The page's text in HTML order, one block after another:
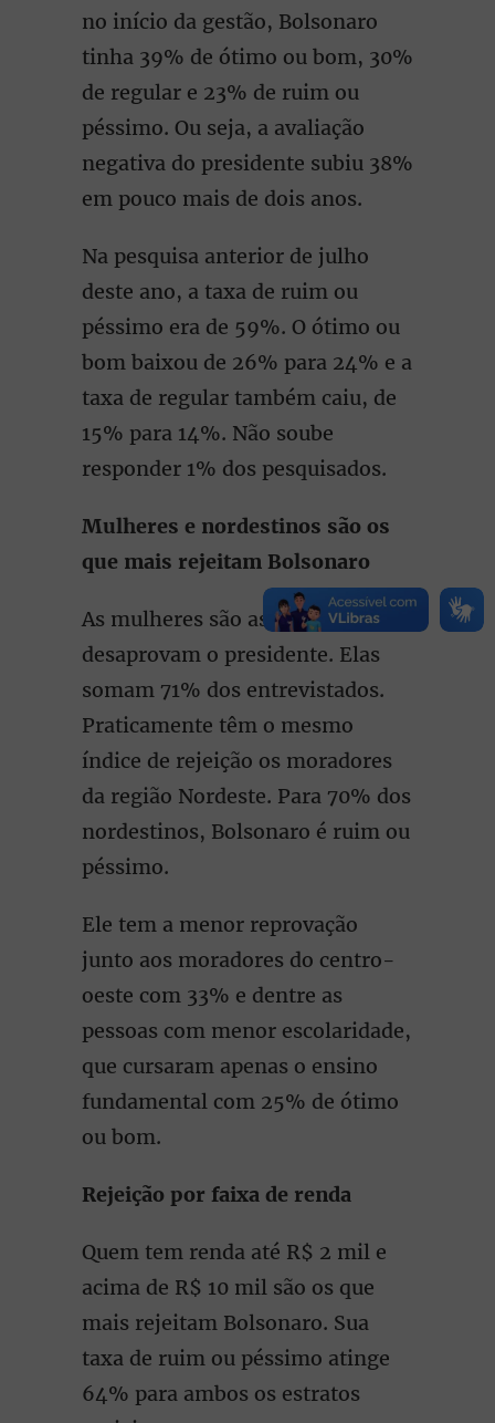
no início da gestão, Bolsonaro
tinha 39% de ótimo ou bom, 30%
de regular e 23% de ruim ou
péssimo. Ou seja, a avaliação
negativa do presidente subiu 38%
em pouco mais de dois anos.
Na pesquisa anterior de julho
deste ano, a taxa de ruim ou
péssimo era de 59%. O ótimo ou
bom baixou de 26% para 24% e a
taxa de regular também caiu, de
15% para 14%. Não soube
responder 1% dos pesquisados.
Mulheres e nordestinos são os
que mais rejeitam Bolsonaro
As mulheres são as que mais
desaprovam o presidente. Elas
somam 71% dos entrevistados.
Praticamente têm o mesmo
índice de rejeição os moradores
da região Nordeste. Para 70% dos
nordestinos, Bolsonaro é ruim ou
péssimo.
Ele tem a menor reprovação
junto aos moradores do centro-
oeste com 33% e dentre as
pessoas com menor escolaridade,
que cursaram apenas o ensino
fundamental com 25% de ótimo
ou bom.
Rejeição por faixa de renda
Quem tem renda até R$ 2 mil e
acima de R$ 10 mil são os que
mais rejeitam Bolsonaro. Sua
taxa de ruim ou péssimo atinge
64% para ambos os estratos